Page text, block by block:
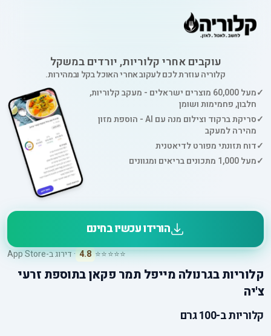
עוקבים אחרי קלוריות, יורדים במשקל
קלוריה עוזרת לכם לעקוב אחרי האוכל בקל ובמהירות.
✓
מעל 60,000 מוצרים ישראלים - מעקב קלוריות,
חלבון, פחמימות ושומן
✓
סריקת ברקוד וצילום מנה עם AI - הוספת מזון
מהירה למעקב
✓דוח תזונתי מפורט לדיאטנית
✓מעל 1,000 מתכונים בריאים ומגוונים
הורידו עכשיו בחינם
⭐⭐⭐⭐⭐
4.8 · דירוג ב-App Store
קלוריותבגרנולה מייפל תמר פקאן בתוספת זרעי
צ'יה
קלוריותב-100 גרם